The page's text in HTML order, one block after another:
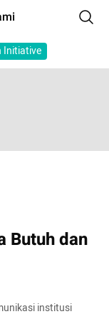
Initiative
Butuh dan
institusi